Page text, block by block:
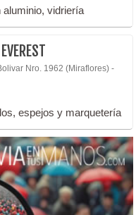
aluminio, vidriería
Nro. 1962 (Miraflores) -
espejos y marquetería